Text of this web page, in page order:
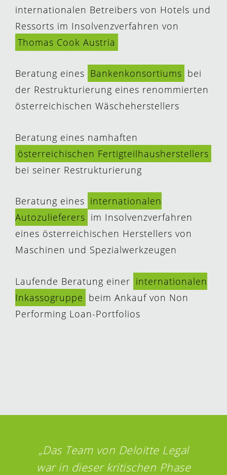
internationalen Betreibers von Hotels und
Ressorts im Insolvenzverfahren von
Thomas Cook Austria
Beratung eines Bankenkonsortiums bei
der Restrukturierung eines renommierten
österreichischen Wäscheherstellers
Beratung eines namhaften
österreichischen Fertigteilhausherstellers
bei seiner Restrukturierung
Beratung eines internationalen
Autozulieferers im Insolvenzverfahren
eines österreichischen Herstellers von
Maschinen und Spezialwerkzeugen
Laufende Beratung einer internationalen
Inkassogruppe beim Ankauf von Non
Performing Loan-Portfolios
„Das Team von Deloitte Legal
war in dieser kritischen Phase